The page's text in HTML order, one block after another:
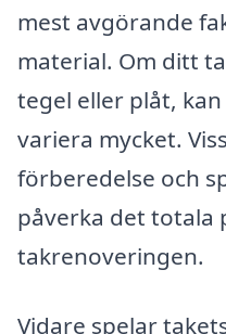
mest avgörande
material. Om ditt
tegel eller plåt,
variera mycket.
förberedelse och
påverka det totala
takrenoveringen.
Vidare spelar